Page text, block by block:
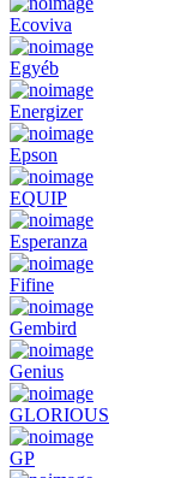
Ecoviva
Egyéb
Energizer
Epson
EQUIP
Esperanza
Fifine
Gembird
Genius
GLORIOUS
GP